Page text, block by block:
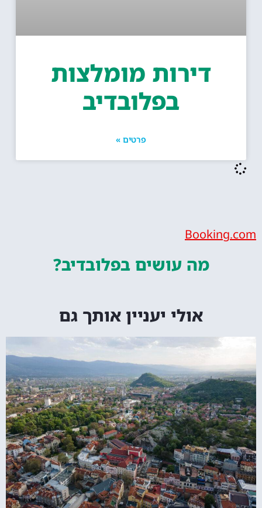
דירות מומלצות
בפלובדיב
מה עושים בפלובדיב?
אולי יעניין אותך גם